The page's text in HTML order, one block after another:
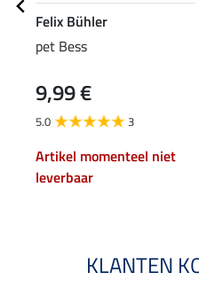
Felix Bühler
pet Bess
9,99 €
5.0 3
Artikel momenteel niet
leverbaar
KLANTEN